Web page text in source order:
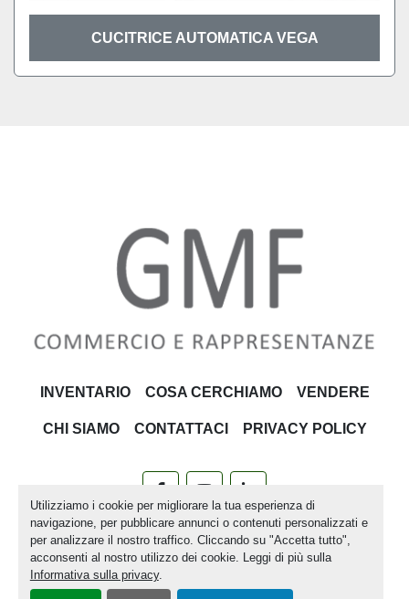
Utilizziamo i cookie per migliorare la tua esperienza di
navigazione, per pubblicare annunci o contenuti personalizzati e
per analizzare il nostro traffico. Cliccando su "Accetta tutto",
acconsenti al nostro utilizzo dei cookie. Leggi di più sulla
Informativa sulla privacy.
CUCITRICE AUTOMATICA VEGA
INVENTARIO COSA CERCHIAMO VENDERE
CHI SIAMO CONTATTACI PRIVACY POLICY
facebookyoutube linkedin
Machinio Systemsito web diMachinio
Personalizza le preferenze sui Cookies